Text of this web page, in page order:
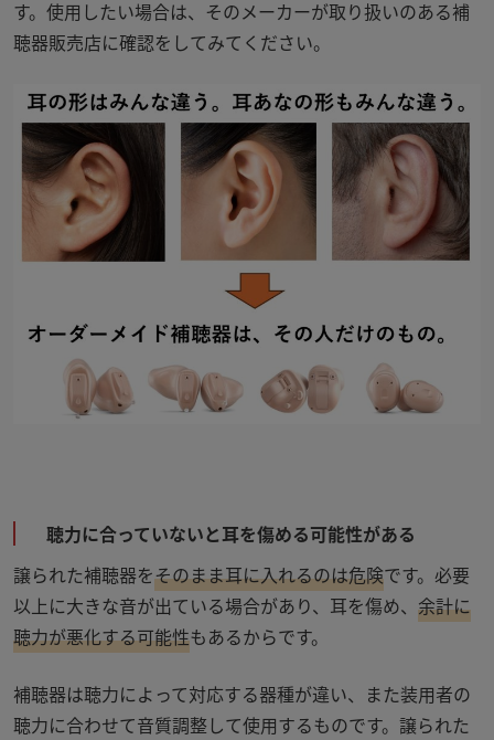
す。使用したい場合は、そのメーカーが取り扱いのある補
聴器販売店に確認をしてみてください。
聴力に合っていないと耳を傷める可能性がある
譲られた補聴器をそのまま耳に入れるのは危険です。必要
以上に大きな音が出ている場合があり、耳を傷め、 余計に
聴力が悪化する可能性もあるからです。
補聴器は聴力によって対応する器種が違い、また装用者の
聴力に合わせて音質調整して使用するものです。譲られた